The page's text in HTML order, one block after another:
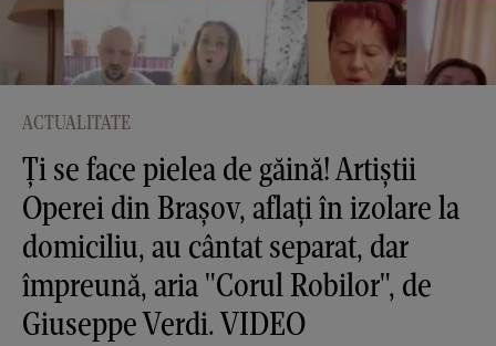
ACTUALITATE
Ți se face pielea de găină! Artiștii
Operei din Brașov, aflați în izolare la
domiciliu, au cântat separat, dar
împreună, aria "Corul Robilor", de
Giuseppe Verdi. VIDEO